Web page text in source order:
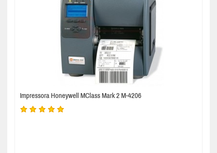
Impressora Honeywell MClass Mark 2 M-4206